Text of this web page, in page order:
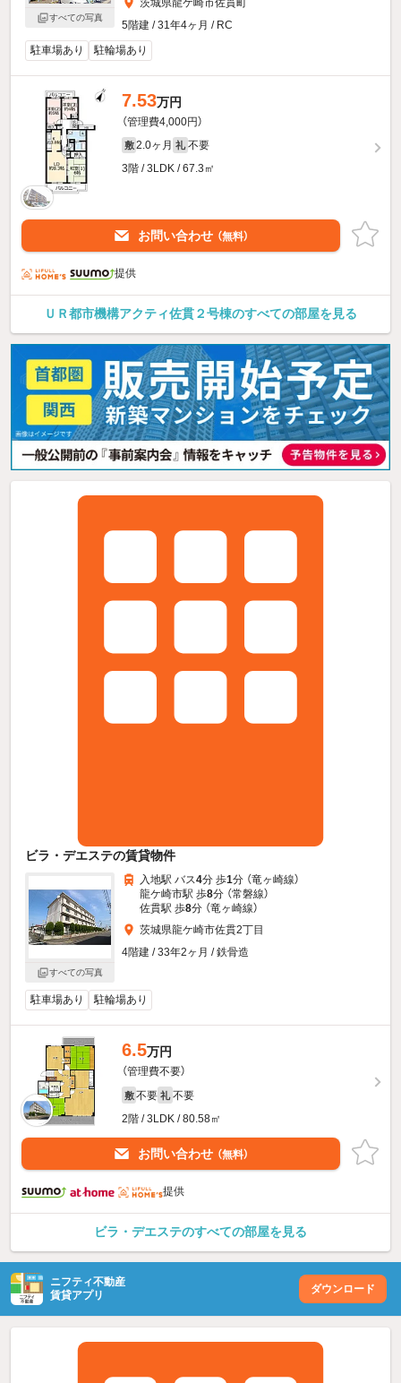
すべての写真
5階建 / 31年4ヶ月 / RC
駐車場あり
駐輪場あり
7.53万円
（管理費4,000円）
敷 2.0ヶ月 礼 不要
3階 / 3LDK / 67.3㎡
お問い合わせ （無料）
提供
ＵＲ都市機構アクティ佐貫２号棟のすべての部屋を見る
ビラ・デエステの賃貸物件
すべての写真
入地駅 バス4分 歩1分 （竜ヶ崎線）
龍ケ崎市駅 歩8分 （常磐線）
佐貫駅 歩8分 （竜ヶ崎線）
茨城県龍ケ崎市佐貫2丁目
4階建 / 33年2ヶ月 / 鉄骨造
駐車場あり 駐輪場あり
6.5万円
（管理費不要）
敷 不要 礼 不要
2階 / 3LDK / 80.58㎡
お問い合わせ （無料）
提供
ビラ・デエステのすべての部屋を見る
ニフティ不動産
賃貸アプリ
ダウンロード